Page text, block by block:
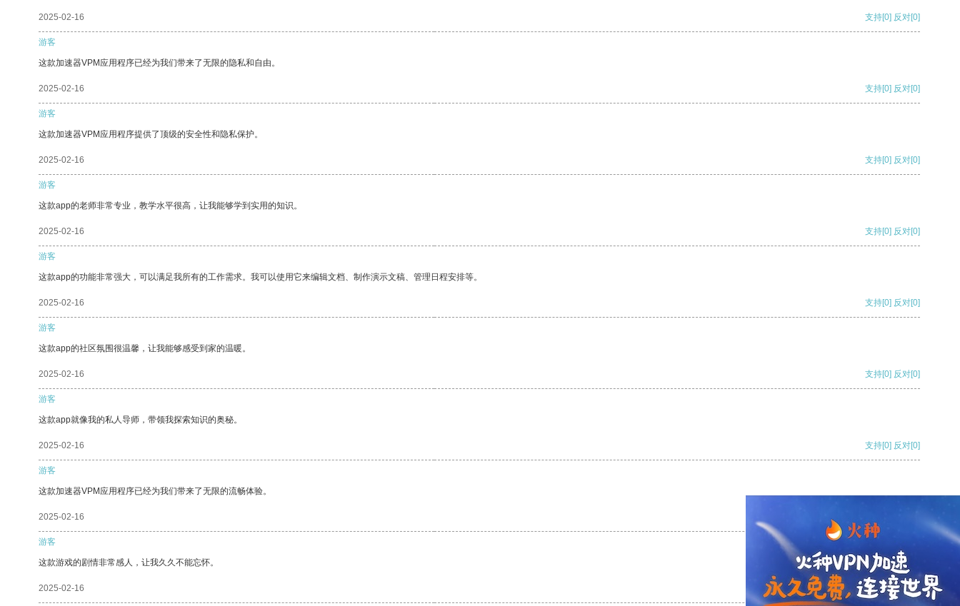
2025-02-16 支持[0] 反对[0]
游客
这款加速器VPM应用程序已经为我们带来了无限的隐私和自由。
2025-02-16 支持[0] 反对[0]
游客
这款加速器VPM应用程序提供了顶级的安全性和隐私保护。
2025-02-16 支持[0] 反对[0]
游客
这款app的老师非常专业，教学水平很高，让我能够学到实用的知识。
2025-02-16 支持[0] 反对[0]
游客
这款app的功能非常强大，可以满足我所有的工作需求。我可以使用它来编辑文档、制作演示文稿、管理日程安排等。
2025-02-16 支持[0] 反对[0]
游客
这款app的社区氛围很温馨，让我能够感受到家的温暖。
2025-02-16 支持[0] 反对[0]
游客
这款app就像我的私人导师，带领我探索知识的奥秘。
2025-02-16 支持[0] 反对[0]
游客
这款加速器VPM应用程序已经为我们带来了无限的流畅体验。
2025-02-16
游客
这款游戏的剧情非常感人，让我久久不能忘怀。
2025-02-16 支持 [0] 反对[0]